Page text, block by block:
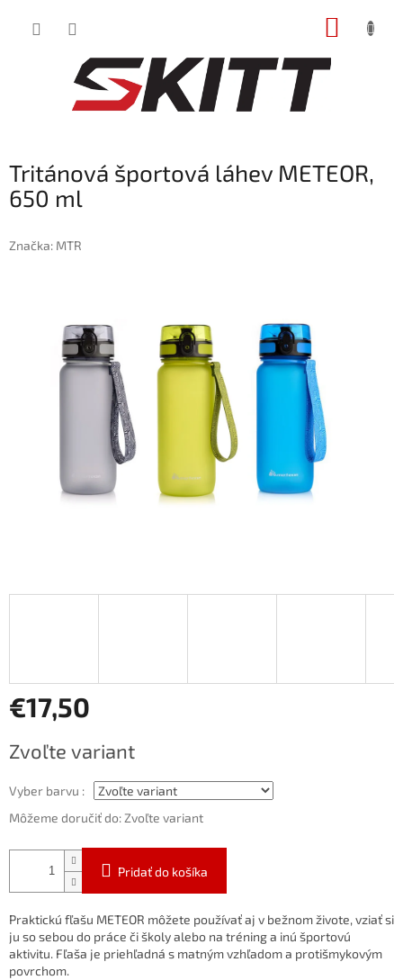
Tritánová športová láhev METEOR,
650 ml
Značka: MTR
€17,50
cena:
Zvoľte variant
Vyber barvu :
Môžeme doručiť do: Zvoľte variant
Pridať do košíka
Praktickú fľašu METEOR môžete používať aj v bežnom živote, vziať si
ju so sebou do práce či školy alebo na tréning a inú športovú
aktivitu. Fľaša je priehľadná s matným vzhľadom a protišmykovým
povrchom.